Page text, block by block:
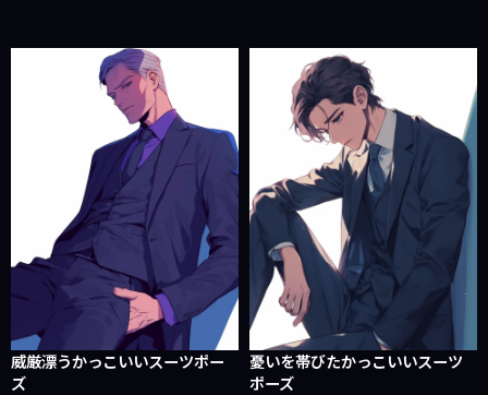
威厳漂うかっこいいスーツポー
ズ
憂いを帯びたかっこいいスーツ
ポーズ